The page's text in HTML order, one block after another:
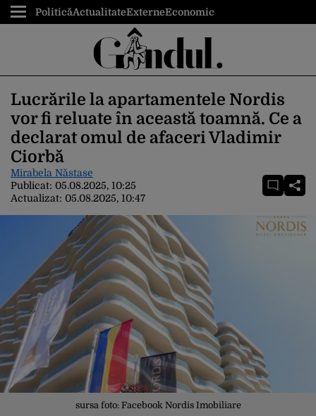
PoliticăActualitateExterneEconomic
Lucrările la apartamentele Nordis
vor fi reluate în această toamnă. Ce a
declarat omul de afaceri Vladimir
Ciorbă
Mirabela Năstase
Publicat: 05.08.2025, 10:25
Actualizat: 05.08.2025, 10:47
sursa foto: Facebook Nordis Imobiliare